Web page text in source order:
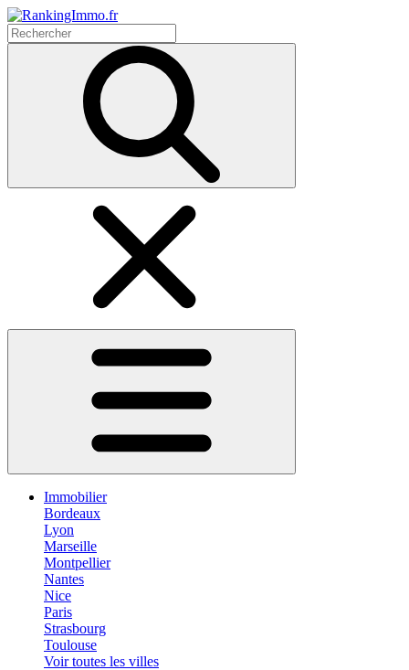
Immobilier
Bordeaux
Lyon
Marseille
Montpellier
Nantes
Nice
Paris
Strasbourg
Toulouse
Voir toutes les villes